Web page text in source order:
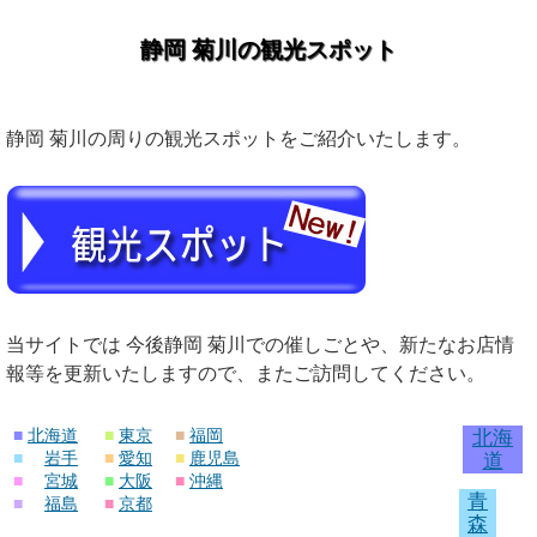
静岡 菊川の観光スポット
静岡 菊川の周りの観光スポットをご紹介いたします。
当サイトでは 今後静岡 菊川での催しごとや、新たなお店情
報等を更新いたしますので、またご訪問してください。
■ 北海道
■
岩手
■
宮城
■
福島
■ 東京
■ 愛知
■ 大阪
■ 京都
■ 福岡
■ 鹿児島
■ 沖縄
北海
道
青
森